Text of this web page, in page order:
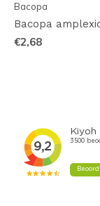
Bacopa
Bacopa
€2,68